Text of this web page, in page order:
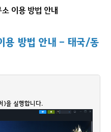
이용 방법 안내
용 방법 안내 - 태국/동
)을 실행합니다.